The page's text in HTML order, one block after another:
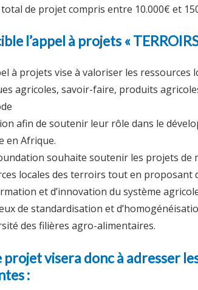
de projet compris entre 10.000€ et
l’appel à projets «
à projets vise à valoriser les
agricoles, savoir-faire, produits
afin de soutenir leur rôle dans le
en Afrique.
souhaite soutenir les projets de
locales des terroirs tout en proposant
et d’innovation du système
de standardisation et
des filières agro-alimentaires.
visera donc à adresser
: